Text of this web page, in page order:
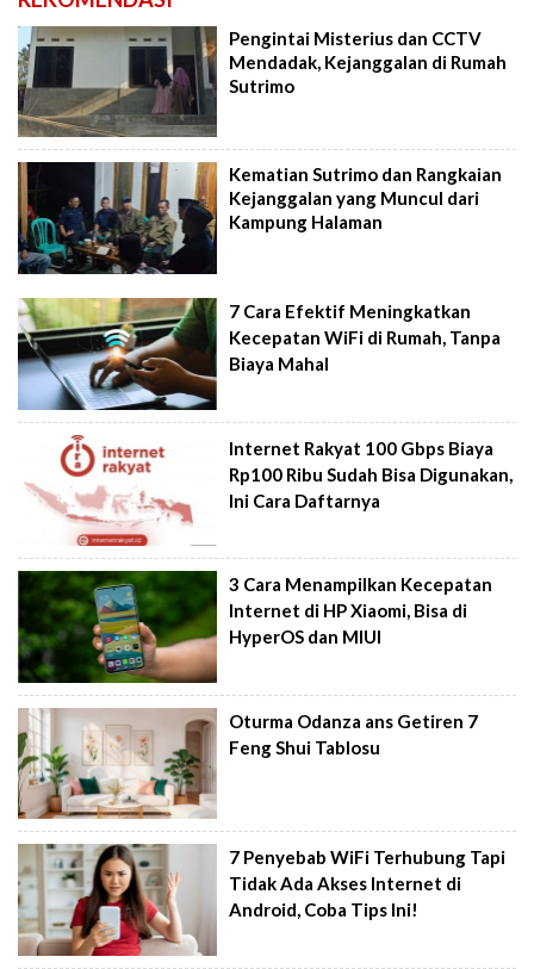
Pengintai Misterius dan CCTV
Mendadak, Kejanggalan di Rumah
Sutrimo
Kematian Sutrimo dan Rangkaian
Kejanggalan yang Muncul dari
Kampung Halaman
7 Cara Efektif Meningkatkan
Kecepatan WiFi di Rumah, Tanpa
Biaya Mahal
Internet Rakyat 100 Gbps Biaya
Rp100 Ribu Sudah Bisa Digunakan,
Ini Cara Daftarnya
3 Cara Menampilkan Kecepatan
Internet di HP Xiaomi, Bisa di
HyperOS dan MIUI
Oturma Odanza ans Getiren 7
Feng Shui Tablosu
7 Penyebab WiFi Terhubung Tapi
Tidak Ada Akses Internet di
Android, Coba Tips Ini!